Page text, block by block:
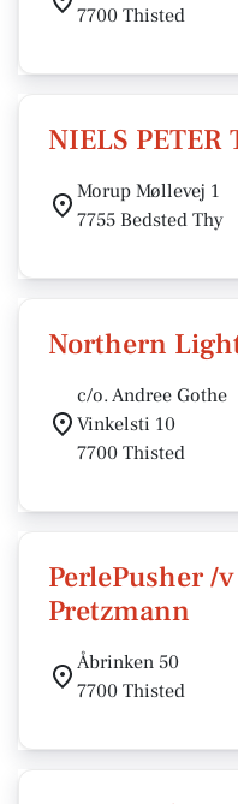
7700 Thisted
NIELS PETER
Morup Møllevej 1
7755 Bedsted Thy
Northern
c/o. Andree Gothe
Vinkelsti 10
7700 Thisted
PerlePusher /
Pretzmann
Åbrinken 50
7700 Thisted